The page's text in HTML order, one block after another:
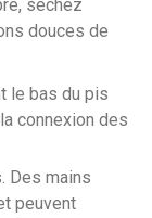
séchez
douces de
le bas du pis
connexion des
Des mains
peuvent